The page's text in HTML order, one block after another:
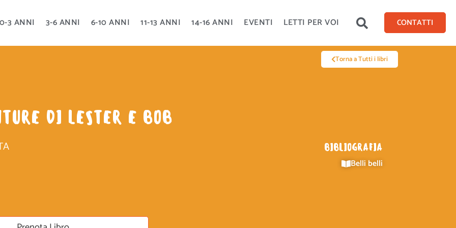
0-3 ANNI 3-6 ANNI 6-10 ANNI 11-13 ANNI 14-16 ANNI EVENTI LETTI PER VOI CONTATTI
Torna a Tutti i libri
DI LESTER E BOB
BIBLIOGRAFIA
Belli belli